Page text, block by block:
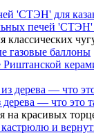
печей 'СТЭН'
классических
газовые баллоны
дерева — что это
на красивых